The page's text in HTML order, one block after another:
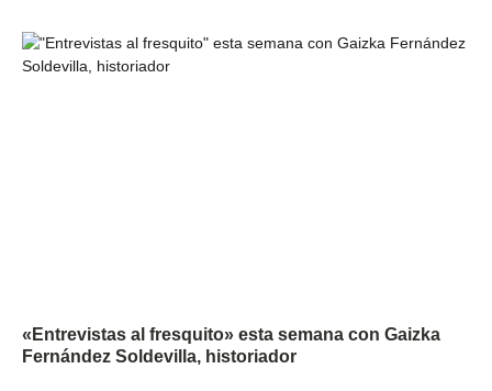
«Entrevistas al fresquito» esta semana con Gaizka
Fernández Soldevilla, historiador